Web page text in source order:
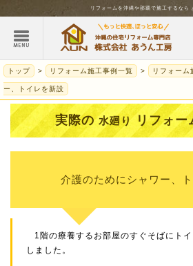
リフォームを 沖縄や那覇で施工するなら
トップ リフォーム施工事例一覧 リフォー
ー、トイレを新設
実際の 水廻りリフォー
介護のためにシャワー、
1階の療養するお部屋のすぐそばにト
しました。